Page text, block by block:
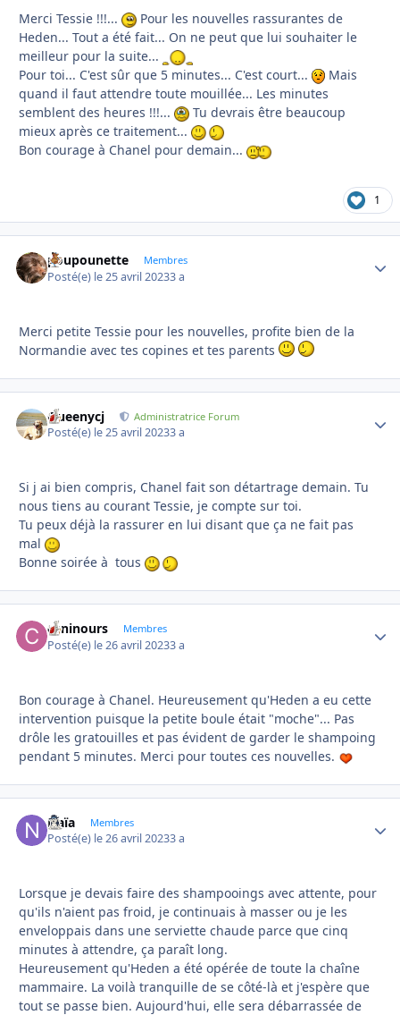
Merci Tessie !!!...
Pour les nouvelles rassurantes de
Heden... Tout a été fait... On ne peut que lui souhaiter le
meilleur pour la suite...
Pour toi... C'est sûr que 5 minutes... C'est court...
Mais
quand il faut attendre toute mouillée... Les minutes
semblent des heures !!!...
Tu devrais être beaucoup
mieux après ce traitement...
Bon courage à Chanel pour demain...
1
poupounette Membres
Posté(e) le 25 avril 20233 a
Merci petite Tessie pour les nouvelles, profite bien de la
Normandie avec tes copines et tes parents
Queenycj Administratrice Forum
Posté(e) le 25 avril 20233 a
Si j ai bien compris, Chanel fait son détartrage demain. Tu
nous tiens au courant Tessie, je compte sur toi.
Tu peux déjà la rassurer en lui disant que ça ne fait pas
mal
Bonne soirée à tous
caninours Membres
Posté(e) le 26 avril 20233 a
Bon courage à Chanel. Heureusement qu'Heden a eu cette
intervention puisque la petite boule était "moche"... Pas
drôle les gratouilles et pas évident de garder le shampoing
pendant 5 minutes. Merci pour toutes ces nouvelles.
Naïa Membres
Posté(e) le 26 avril 20233 a
Lorsque je devais faire des shampooings avec attente, pour
qu'ils n'aient pas froid, je continuais à masser ou je les
enveloppais dans une serviette chaude parce que cinq
minutes à attendre, ça paraît long.
Heureusement qu'Heden a été opérée de toute la chaîne
mammaire. La voilà tranquille de se côté-là et j'espère que
tout se passe bien. Aujourd'hui, elle sera débarrassée de